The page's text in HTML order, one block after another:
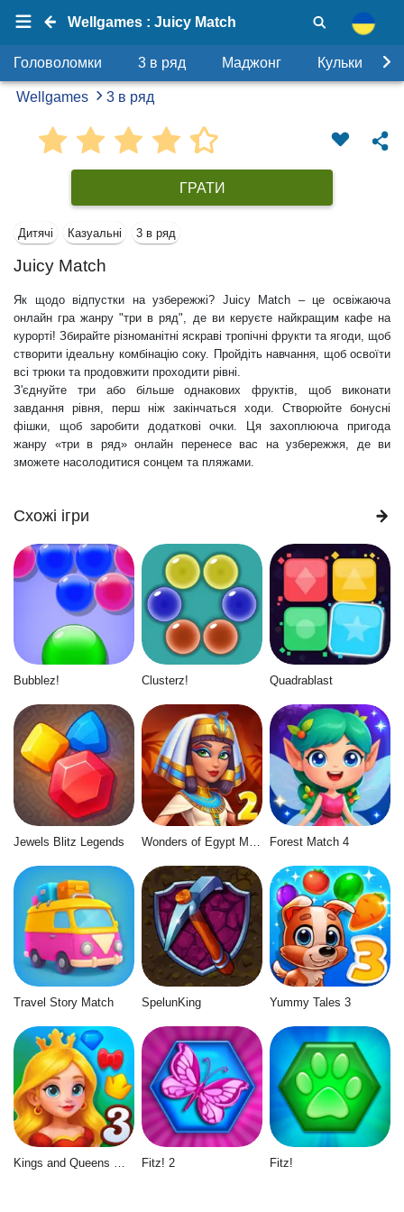
Wellgames : Juicy Match
Головоломки 3 в ряд Маджонг Кульки
Wellgames 3 в ряд
ГРАТИ
Дитячі Казуальні 3 в ряд
Juicy Match
Як щодо відпустки на узбережжі? Juicy Match – це освіжаюча
онлайн гра жанру "три в ряд", де ви керуєте найкращим кафе на
курорті! Збирайте різноманітні яскраві тропічні фрукти та ягоди, щоб
створити ідеальну комбінацію соку. Пройдіть навчання, щоб освоїти
всі трюки та продовжити проходити рівні.
З'єднуйте три або більше однакових фруктів, щоб виконати
завдання рівня, перш ніж закінчаться ходи. Створюйте бонусні
фішки, щоб заробити додаткові очки. Ця захоплююча пригода
жанру «три в ряд» онлайн перенесе вас на узбережжя, де ви
зможете насолодитися сонцем та пляжами.
Схожі ігри
Bubblez! Clusterz! Quadrablast
Jewels Blitz Legends Forest Match 4
Travel Story Match SpelunKing Yummy Tales 3
Kings and Queens Match 3 Fitz! 2 Fitz!